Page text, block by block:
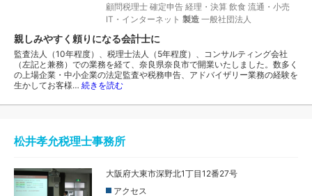
顧問税理士 確定申告 経理・決算 飲食 流通・小売
IT・インターネット 製造 一般社団法人
親しみやすく頼りになる会計士に
監査法人（10年程度）、税理士法人（5年程度）、コンサルティング会社
（左記と兼務）での業務を経て、奈良県奈良市で開業いたしました。数多く
の上場企業・中小企業の法定監査や税務申告、アドバイザリー業務の経験を
生かしてお客様… 続きを読む
松井孝允税理士事務所
大阪府大東市深野北1丁目12番27号
アクセス